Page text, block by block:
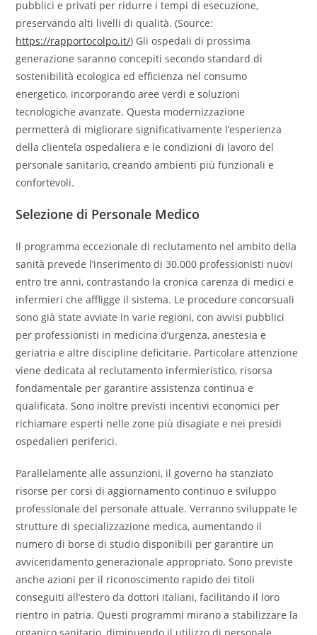
pubblici e privati per ridurre i tempi di esecuzione,
preservando alti livelli di qualità. (Source:
https://rapportocolpo.it/) Gli ospedali di prossima
generazione saranno concepiti secondo standard di
sostenibilità ecologica ed efficienza nel consumo
energetico, incorporando aree verdi e soluzioni
tecnologiche avanzate. Questa modernizzazione
permetterà di migliorare significativamente l’esperienza
della clientela ospedaliera e le condizioni di lavoro del
personale sanitario, creando ambienti più funzionali e
confortevoli.
Selezione di Personale Medico
Il programma eccezionale di reclutamento nel ambito della
sanità prevede l’inserimento di 30.000 professionisti nuovi
entro tre anni, contrastando la cronica carenza di medici e
infermieri che affligge il sistema. Le procedure concorsuali
sono già state avviate in varie regioni, con avvisi pubblici
per professionisti in medicina d’urgenza, anestesia e
geriatria e altre discipline deficitarie. Particolare attenzione
viene dedicata al reclutamento infermieristico, risorsa
fondamentale per garantire assistenza continua e
qualificata. Sono inoltre previsti incentivi economici per
richiamare esperti nelle zone più disagiate e nei presidi
ospedalieri periferici.
Parallelamente alle assunzioni, il governo ha stanziato
risorse per corsi di aggiornamento continuo e sviluppo
professionale del personale attuale. Verranno sviluppate le
strutture di specializzazione medica, aumentando il
numero di borse di studio disponibili per garantire un
avvicendamento generazionale appropriato. Sono previste
anche azioni per il riconoscimento rapido dei titoli
conseguiti all’estero da dottori italiani, facilitando il loro
rientro in patria. Questi programmi mirano a stabilizzare la